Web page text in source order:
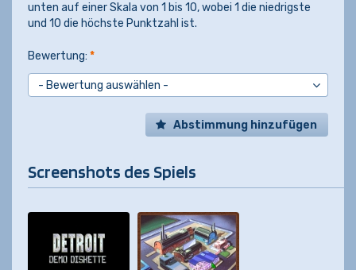
unten auf einer Skala von 1 bis 10, wobei 1 die niedrigste
und 10 die höchste Punktzahl ist.
Bewertung: *
Abstimmung hinzufügen
Screenshots des Spiels